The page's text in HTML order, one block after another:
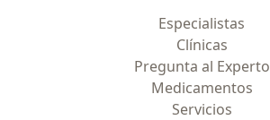
Especialistas
Clínicas
Pregunta al Experto
Medicamentos
Servicios